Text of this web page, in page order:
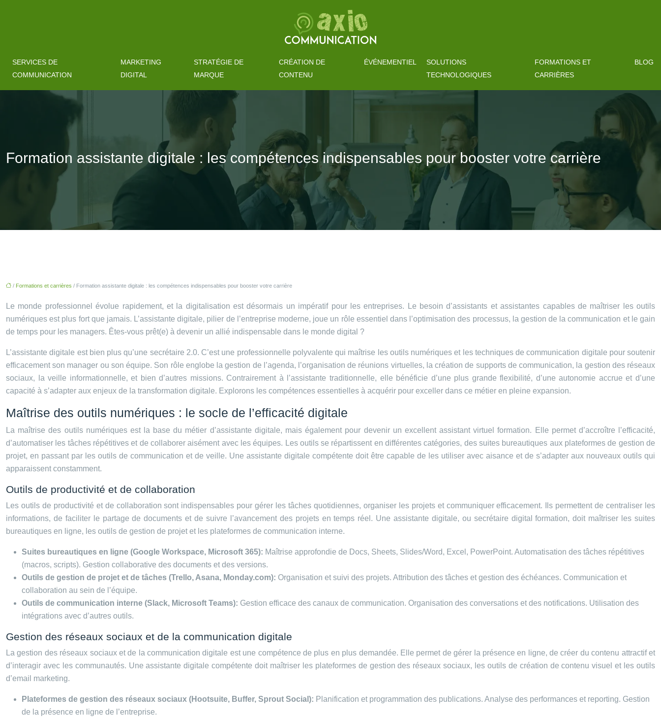
SERVICES DE
COMMUNICATION
MARKETING
DIGITAL
STRATÉGIE DE
MARQUE
CRÉATION DE
CONTENU
ÉVÉNEMENTIEL
SOLUTIONS
TECHNOLOGIQUES
FORMATIONS ET
CARRIÈRES
BLOG
Formation assistante digitale : les compétences indispensables pour booster votre carrière
/ Formations et carrières / Formation assistante digitale : les compétences indispensables pour booster votre carrière
Le monde professionnel évolue rapidement, et la digitalisation est désormais un impératif pour les entreprises. Le besoin d’assistants et assistantes capables de maîtriser les outils
numériques est plus fort que jamais. L’assistante digitale, pilier de l’entreprise moderne, joue un rôle essentiel dans l’optimisation des processus, la gestion de la communication et le gain
de temps pour les managers. Êtes-vous prêt(e) à devenir un allié indispensable dans le monde digital ?
L’assistante digitale est bien plus qu’une secrétaire 2.0. C’est une professionnelle polyvalente qui maîtrise les outils numériques et les techniques de communication digitale pour soutenir
efficacement son manager ou son équipe. Son rôle englobe la gestion de l’agenda, l’organisation de réunions virtuelles, la création de supports de communication, la gestion des réseaux
sociaux, la veille informationnelle, et bien d’autres missions. Contrairement à l’assistante traditionnelle, elle bénéficie d’une plus grande flexibilité, d’une autonomie accrue et d’une
capacité à s’adapter aux enjeux de la transformation digitale. Explorons les compétences essentielles à acquérir pour exceller dans ce métier en pleine expansion.
Maîtrise des outils numériques : le socle de l’efficacité digitale
La maîtrise des outils numériques est la base du métier d’assistante digitale, mais également pour devenir un excellent assistant virtuel formation. Elle permet d’accroître l’efficacité,
d’automatiser les tâches répétitives et de collaborer aisément avec les équipes. Les outils se répartissent en différentes catégories, des suites bureautiques aux plateformes de gestion de
projet, en passant par les outils de communication et de veille. Une assistante digitale compétente doit être capable de les utiliser avec aisance et de s’adapter aux nouveaux outils qui
apparaissent constamment.
Outils de productivité et de collaboration
Les outils de productivité et de collaboration sont indispensables pour gérer les tâches quotidiennes, organiser les projets et communiquer efficacement. Ils permettent de centraliser les
informations, de faciliter le partage de documents et de suivre l’avancement des projets en temps réel. Une assistante digitale, ou secrétaire digital formation, doit maîtriser les suites
bureautiques en ligne, les outils de gestion de projet et les plateformes de communication interne.
Suites bureautiques en ligne (Google Workspace, Microsoft 365): Maîtrise approfondie de Docs, Sheets, Slides/Word, Excel, PowerPoint. Automatisation des tâches répétitives
(macros, scripts). Gestion collaborative des documents et des versions.
Outils de gestion de projet et de tâches (Trello, Asana, Monday.com): Organisation et suivi des projets. Attribution des tâches et gestion des échéances. Communication et
collaboration au sein de l’équipe.
Outils de communication interne (Slack, Microsoft Teams): Gestion efficace des canaux de communication. Organisation des conversations et des notifications. Utilisation des
intégrations avec d’autres outils.
Gestion des réseaux sociaux et de la communication digitale
La gestion des réseaux sociaux et de la communication digitale est une compétence de plus en plus demandée. Elle permet de gérer la présence en ligne, de créer du contenu attractif et
d’interagir avec les communautés. Une assistante digitale compétente doit maîtriser les plateformes de gestion des réseaux sociaux, les outils de création de contenu visuel et les outils
d’email marketing.
Plateformes de gestion des réseaux sociaux (Hootsuite, Buffer, Sprout Social): Planification et programmation des publications. Analyse des performances et reporting. Gestion
de la présence en ligne de l’entreprise.